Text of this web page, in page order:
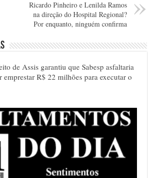
Ricardo Pinheiro e Lenilda Ramos
na direção do Hospital Regional?
Por enquanto, ninguém confirma
de Assis garantiu que Sabesp asfaltaria
emprestar R$ 22 milhões para executar o